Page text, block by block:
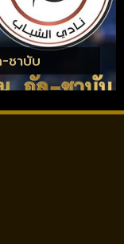
ชาบับ